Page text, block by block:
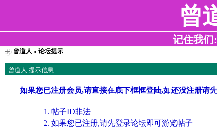
曾
记住我们
曾道人 » 论坛提示
曾道人 提示信息
如果您已注册会员,请直接在底下框框登陆,如还没注册请
帖子ID非法
如果您已注册,请先登录论坛即可游览帖子